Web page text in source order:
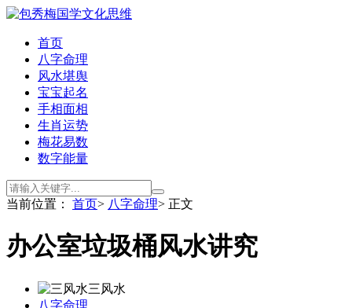
首页
八字命理
风水堪舆
宝宝起名
手相面相
生肖运势
梅花易数
数字能量
当前位置： 首页> 八字命理> 正文
办公室垃圾桶风水讲究
三风水
八字命理